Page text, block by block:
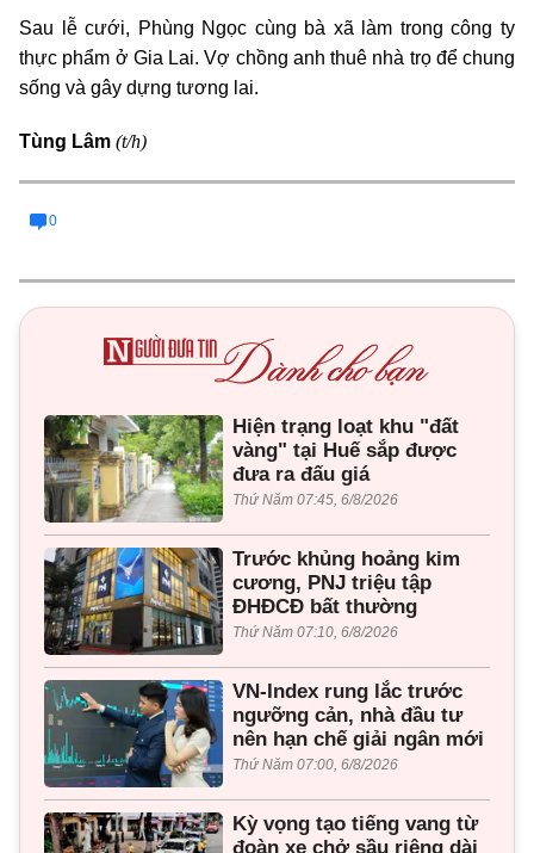
Sau lễ cưới, Phùng Ngọc cùng bà xã làm trong công ty
thực phẩm ở Gia Lai. Vợ chồng anh thuê nhà trọ để chung
sống và gây dựng tương lai.
Tùng Lâm (t/h)
0
Hiện trạng loạt khu "đất
vàng" tại Huế sắp được
đưa ra đấu giá
Thứ Năm 07:45, 6/8/2026
Trước khủng hoảng kim
cương, PNJ triệu tập
ĐHĐCĐ bất thường
Thứ Năm 07:10, 6/8/2026
VN-Index rung lắc trước
ngưỡng cản, nhà đầu tư
nên hạn chế giải ngân mới
Thứ Năm 07:00, 6/8/2026
Kỳ vọng tạo tiếng vang từ
đoàn xe chở sầu riêng dài